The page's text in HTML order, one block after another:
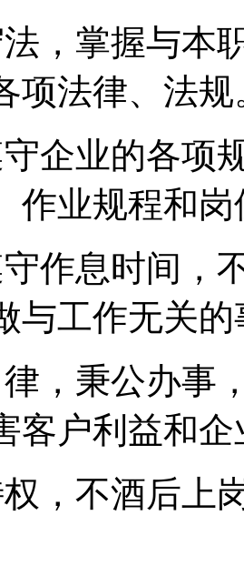
，掌握与本
项法律、法规
企业的各项
作业规程和
作息时间，
与工作无关
，秉公办事
客户利益和
，不酒后上